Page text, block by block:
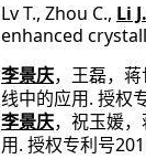
Lv T., Zhou C., Li J.
enhanced
李景庆，王磊，
线中的应用 . 授权
李景庆，祝玉媛
用 . 授权专利号